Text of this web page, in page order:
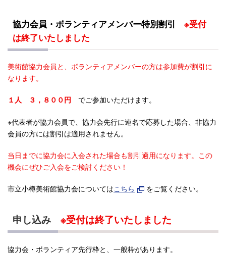
協力会員・ボランティアメンバー特別割引 ※受付
は終了いたしました
美術館協力会員と、ボランティアメンバーの方は参加費が割引に
なります。
１人 ３，８ ００円 でご参加いただけます。
※代表者が協力会員で、協力会先行に連名で応募した場合、非協力
会員の方には割引は適用されません。
当日までに協力会に入会された場合も割引適用になります。この
機会にぜひご入会をご検討ください！
市立小樽美術館協力会についてはこちら をご覧ください。
申し込み ※受付は終了いたしました
協力会・ボランティア先行枠と、一般枠があります。